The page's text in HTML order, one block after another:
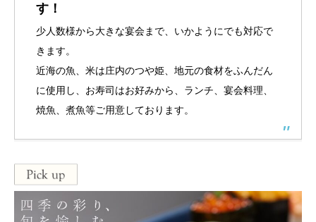
す！
少人数様から大きな宴会まで、いかようにでも対応で
きます。
近海の魚、米は庄内のつや姫、地元の食材をふんだん
に使用し、お寿司はお好みから、ランチ、宴会料理、
焼魚、煮魚等ご用意しております。